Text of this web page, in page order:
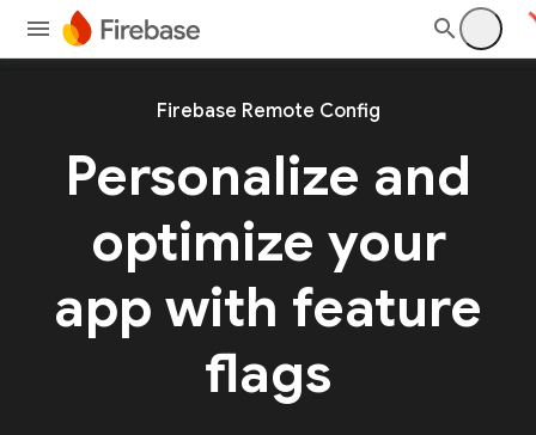
Firebase Remote Config
Personalize and
optimize your
app with feature
flags